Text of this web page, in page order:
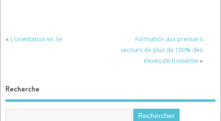
« L’orientation en 3e
Formation aux premiers
secours de plus de 100% des
élèves de troisième »
Recherche